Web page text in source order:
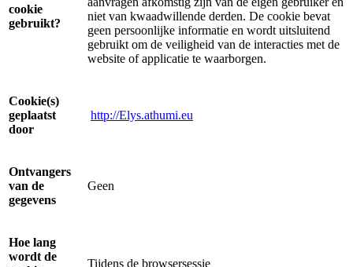
cookie
gebruikt?
niet van kwaadwillende derden. De cookie bevat
geen persoonlijke informatie en wordt uitsluitend
gebruikt om de veiligheid van de interacties met de
website of applicatie te waarborgen.
Cookie(s)
geplaatst
door
http://Elys.athumi.eu
Ontvangers
van de
gegevens
Geen
Hoe lang
wordt de
Tijdens de browsersessie